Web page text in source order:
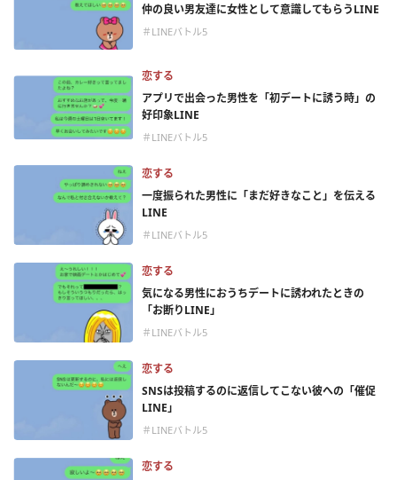
仲の良い男友達に女性として意識してもらうLINE
＃LINEバトル5
恋する
アプリで出会った男性を「初デートに誘う時」の
好印象LINE
＃LINEバトル5
恋する
一度振られた男性に「まだ好きなこと」を伝える
LINE
＃LINEバトル5
恋する
気になる男性におうちデートに誘われたときの
「お断りLINE」
＃LINEバトル5
恋する
SNSは投稿するのに返信してこない彼への「催促
LINE」
＃LINEバトル5
恋する